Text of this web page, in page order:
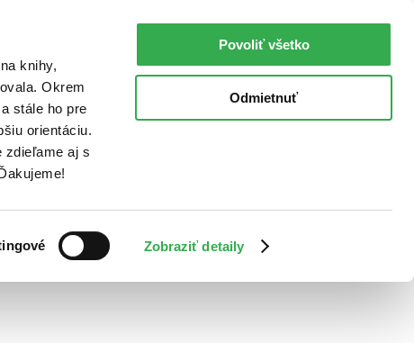
knihy,
Okrem
stále ho pre
orientáciu.
zdieľame aj s
Zobraziť detaily
Povoliť všetko
Odmietnuť